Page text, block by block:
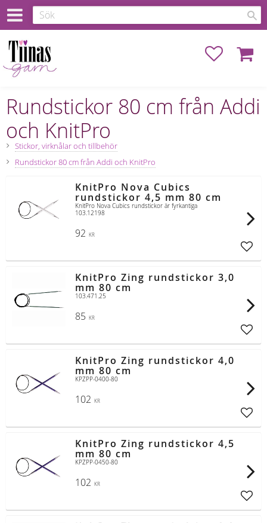
Favoriter
Rundstickor 80 cm från Addi
och KnitPro
Stickor, virknålar och tillbehör
Rundstickor 80 cm från Addi och KnitPro
KnitPro Nova Cubics
rundstickor 4,5 mm 80 cm
KnitPro Nova Cubics rundstickor är fyrkantiga
103.12198
92 KR
KnitPro Zing rundstickor 3,0
mm 80 cm
103.471.25
85 KR
KnitPro Zing rundstickor 4,0
mm 80 cm
KPZPP-0400-80
102 KR
KnitPro Zing rundstickor 4,5
mm 80 cm
KPZPP-0450-80
102 KR